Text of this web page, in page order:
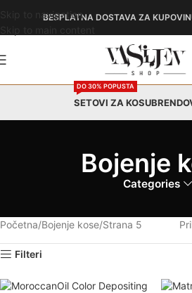
Skip to navigationBESPLATNA DOSTAVA ZA
SETOVI ZA KOSU
DO 30% POPUSTA
Bojenje
Categories
Početna Bojenje kose Strana 5
Filteri